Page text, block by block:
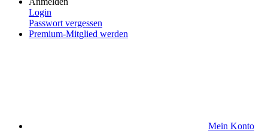
Login
Passwort vergessen
Premium-Mitglied werden
Mein Konto